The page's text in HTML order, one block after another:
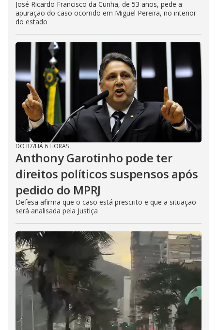
José Ricardo Francisco da Cunha, de 53 anos, pede a
apuração do caso ocorrido em Miguel Pereira, no interior
do estado
DO R7/HÁ 6 HORAS
Anthony Garotinho pode ter
direitos políticos suspensos após
pedido do MPRJ
Defesa afirma que o caso está prescrito e que a situação
será analisada pela Justiça